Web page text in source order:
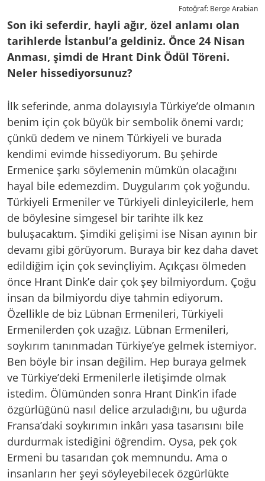
Fotoğraf: Berge Arabian
Son iki seferdir, hayli ağır, özel anlamı olan
tarihlerde İstanbul’a geldiniz. Önce 24 Nisan
Anması, şimdi de Hrant Dink Ödül Töreni.
Neler hissediyorsunuz?
İlk seferinde, anma dolayısıyla Türkiye’de olmanın
benim için çok büyük bir sembolik önemi vardı;
çünkü dedem ve ninem Türkiyeli ve burada
kendimi evimde hissediyorum. Bu şehirde
Ermenice şarkı söylemenin mümkün olacağını
hayal bile edemezdim. Duygularım çok yoğundu.
Türkiyeli Ermeniler ve Türkiyeli dinleyicilerle, hem
de böylesine simgesel bir tarihte ilk kez
buluşacaktım. Şimdiki gelişimi ise Nisan ayının bir
devamı gibi görüyorum. Buraya bir kez daha davet
edildiğim için çok sevinçliyim. Açıkçası ölmeden
önce Hrant Dink’e dair çok şey bilmiyordum. Çoğu
insan da bilmiyordu diye tahmin ediyorum.
Özellikle de biz Lübnan Ermenileri, Türkiyeli
Ermenilerden çok uzağız. Lübnan Ermenileri,
soykırım tanınmadan Türkiye’ye gelmek istemiyor.
Ben böyle bir insan değilim. Hep buraya gelmek
ve Türkiye’deki Ermenilerle iletişimde olmak
istedim. Ölümünden sonra Hrant Dink’in ifade
özgürlüğünü nasıl delice arzuladığını, bu uğurda
Fransa’daki soykırımın inkârı yasa tasarısını bile
durdurmak istediğini öğrendim. Oysa, pek çok
Ermeni bu tasarıdan çok memnundu. Ama o
insanların her şeyi söyleyebilecek özgürlükte